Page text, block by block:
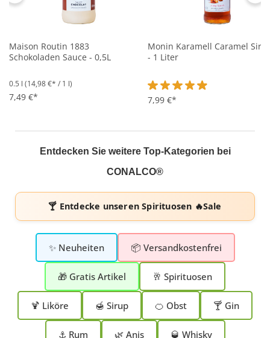
Maison Routin 1883
Schokoladen Sauce - 0,5L
0.5 l (14,98 €* / 1 l)
7,49 €*
Monin Karamell Caramel
- 1 Liter
Durchschnittliche
7,99 €*
Entdecken Sie weitere Top-Kategorien bei
CONALCO®
🍸 Entdecke unserenSpirituosen 🔥Sale
✨ Neuheiten 📦 Versandkostenfrei
🎁 Gratis Artikel 🥂 Spirituosen
🍹 Liköre 🍯 Sirup 🍊 Obst 🍸 Gin
⚓ Rum 🌿 Anis 🥃 Whisky